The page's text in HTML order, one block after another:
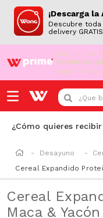
¡Descarga la
Descubre
delivery GRATIS
¡Aún no eres
DESPACHO
¿Que
¿Cómo quieres
Desayuno
Cereal Expandido
Cereal
Maca &